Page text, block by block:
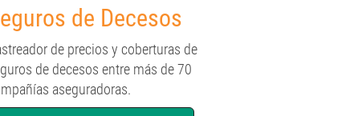
de Decesos
de precios y coberturas de
de decesos entre más de 70
aseguradoras.